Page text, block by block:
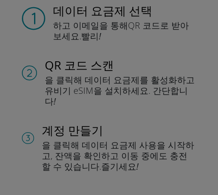
데이터 요금제 선택
하고 이메일을 통해QR 코드로 받아
보세요.빨리!
QR 코드 스캔
을 클릭해 데이터 요금제를 활성화하고
유비기 eSIM을 설치하세요. 간단합니
다!
계정 만들기
을 클릭해 데이터 요금제 사용을 시작하
고, 잔액을 확인하고 이동 중에도 충전
할 수 있습니다.즐기세요!